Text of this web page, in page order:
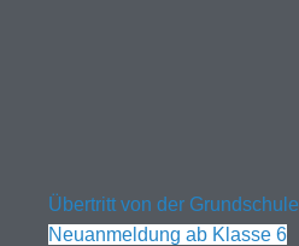
Übertritt von der Grundschule
Neuanmeldung ab Klasse 6